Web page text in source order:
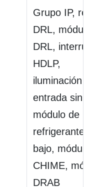
Grupo IP,
DRL, módulo
DRL,
HDLP,
iluminación
entrada sin
módulo de
refrigerante
bajo, módulo
CHIME,
DRAB